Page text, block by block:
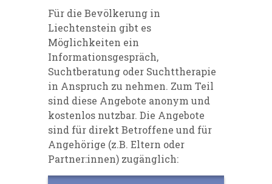
Für die Bevölkerung in
Liechtenstein gibt es
Möglichkeiten ein
Informationsgespräch,
Suchtberatung oder Suchttherapie
in Anspruch zu nehmen. Zum Teil
sind diese Angebote anonym und
kostenlos nutzbar. Die Angebote
sind für direkt Betroffene und für
Angehörige (z.B. Eltern oder
Partner:innen) zugänglich: